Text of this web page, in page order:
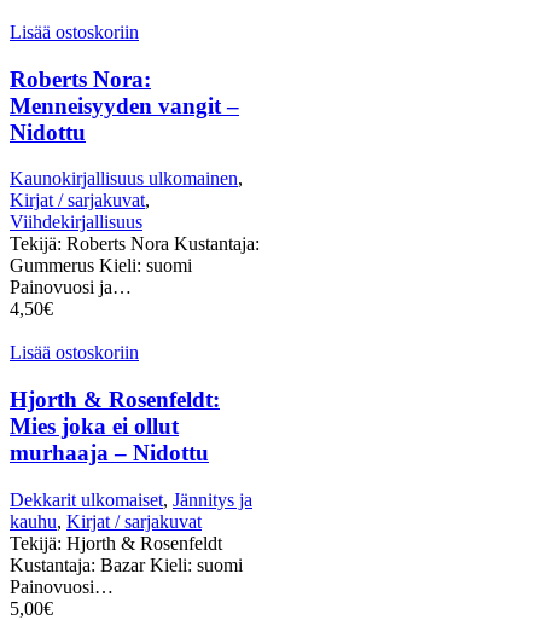
Lisää ostoskoriin
Roberts Nora:
Menneisyyden vangit –
Nidottu
Kaunokirjallisuus ulkomainen,
Kirjat / sarjakuvat,
Viihdekirjallisuus
Tekijä: Roberts Nora Kustantaja:
Gummerus Kieli: suomi
Painovuosi ja…
4,50€
Lisää ostoskoriin
Hjorth & Rosenfeldt:
Mies joka ei ollut
murhaaja – Nidottu
Dekkarit ulkomaiset, Jännitys ja
kauhu, Kirjat / sarjakuvat
Tekijä: Hjorth & Rosenfeldt
Kustantaja: Bazar Kieli: suomi
Painovuosi…
5,00€